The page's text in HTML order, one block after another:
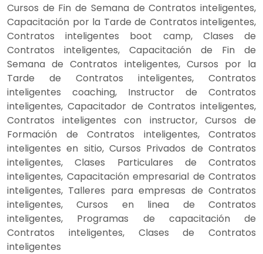
Cursos de Fin de Semana de Contratos inteligentes,
Capacitación por la Tarde de Contratos inteligentes,
Contratos inteligentes boot camp, Clases de
Contratos inteligentes, Capacitación de Fin de
Semana de Contratos inteligentes, Cursos por la
Tarde de Contratos inteligentes, Contratos
inteligentes coaching, Instructor de Contratos
inteligentes, Capacitador de Contratos inteligentes,
Contratos inteligentes con instructor, Cursos de
Formación de Contratos inteligentes, Contratos
inteligentes en sitio, Cursos Privados de Contratos
inteligentes, Clases Particulares de Contratos
inteligentes, Capacitación empresarial de Contratos
inteligentes, Talleres para empresas de Contratos
inteligentes, Cursos en linea de Contratos
inteligentes, Programas de capacitación de
Contratos inteligentes, Clases de Contratos
inteligentes